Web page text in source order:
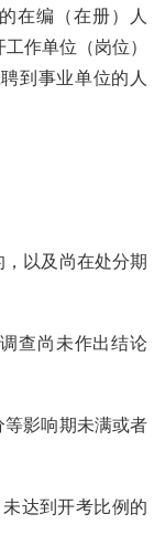
在编（在册）人
作单位（岗位）
到事业单位的人
以及尚在处分期
查尚未作出结论
影响期未满或者
达到开考比例的